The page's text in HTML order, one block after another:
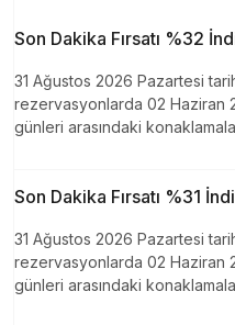
Son Dakika Fırsatı %32
31 Ağustos 2026 Pazartesi
rezervasyonlarda 02 Haziran
günleri arasındaki
Son Dakika Fırsatı %31
31 Ağustos 2026 Pazartesi
rezervasyonlarda 02 Haziran
günleri arasındaki